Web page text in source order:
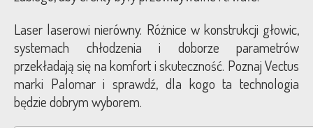
Laser laserowi nierówny. Różnice w konstrukcji głowic,
systemach chłodzenia i doborze parametrów
przekładają się na komfort i skuteczność. Poznaj Vectus
marki Palomar i sprawdź, dla kogo ta technologia
będzie dobrym wyborem.